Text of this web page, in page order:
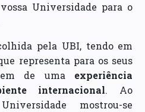
Universidade para o
pela UBI, tendo em
representa para os seus
de uma experiência
internacional. Ao
mostrou-se